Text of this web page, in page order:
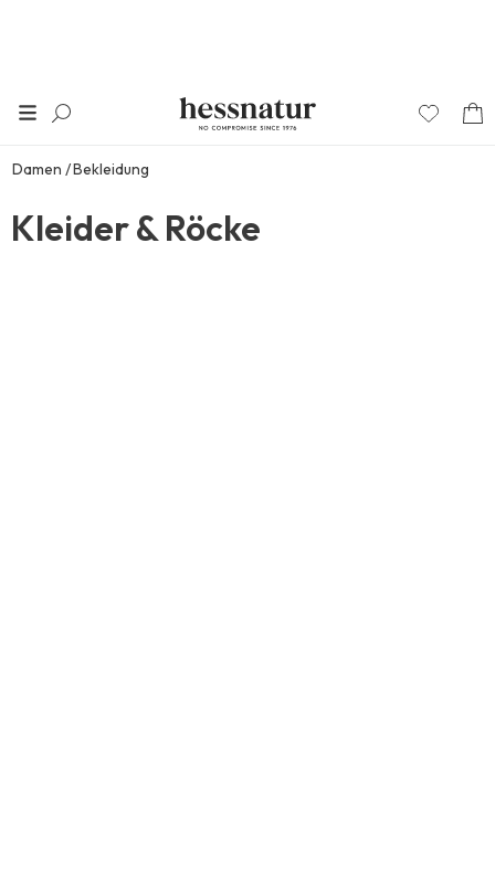
Damen Bekleidung
Kleider & Röcke